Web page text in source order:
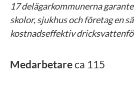
17 delägarkommunerna
skolor, sjukhus och företag en
kostnadseffektiv
Medarbetareca 115